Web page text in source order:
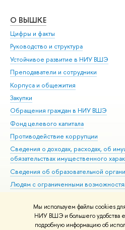
Мы используем файлы cookies
НИУ ВШЭ и большего удобства
подробную информацию об
О ВЫШКЕ
Цифры и факты
Руководство и структура
Устойчивое развитие в НИУ ВШЭ
Преподаватели и сотрудники
Корпуса и общежития
Закупки
Обращения граждан в НИУ ВШЭ
Фонд целевого капитала
Противодействие коррупции
Сведения о доходах, расходах, об
обязательствах имущественного
Сведения об образовательной
Людям с ограниченными
Работа в Вышке